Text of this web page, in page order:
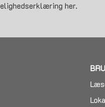
her.